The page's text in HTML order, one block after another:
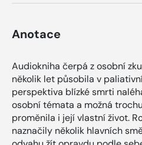
Anotace
Audiokniha čerpá z osobní
několik let působila v
perspektiva blízké smrti
osobní témata a možná
proměnila i její vlastní život.
naznačily několik hlavních